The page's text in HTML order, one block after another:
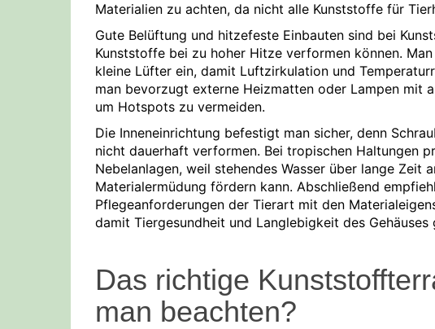
Materialien zu achten, da nicht alle Kunststoffe für
Gute Belüftung und hitzefeste Einbauten sind bei
Kunststoffe bei zu hoher Hitze verformen können.
kleine Lüfter ein, damit Luftzirkulation und
man bevorzugt externe Heizmatten oder Lampen mit
um Hotspots zu vermeiden.
Die Inneneinrichtung befestigt man sicher, denn
nicht dauerhaft verformen. Bei tropischen Haltungen
Nebelanlagen, weil stehendes Wasser über lange Zeit
Materialermüdung fördern kann. Abschließend
Pflegeanforderungen der Tierart mit den
damit Tiergesundheit und Langlebigkeit des Gehäuses
Das richtige
man beachten?